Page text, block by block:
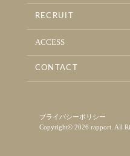
RECRUIT
ACCESS
CONTACT
プライバシーポリシー
Copyright© 2026 rapport. All